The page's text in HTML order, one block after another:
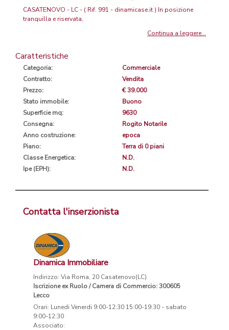
CASATENOVO - LC - ( Rif. 991 - dinamicase.it ) In posizione
tranquilla e riservata,
Continua a leggere...
Caratteristiche
Categoria:
Commerciale
Contratto:
Vendita
Prezzo:
€ 39.000
Stato immobile:
Buono
Superficie mq:
9630
Consegna:
Rogito Notarile
Anno costruzione:
epoca
Piano:
Terra di 0 piani
Classe Energetica:
N.D.
Ipe (EPH):
N.D.
Contatta l'inserzionista
Dinamica Immobiliare
Indirizzo: Via Roma, 20 Casatenovo(LC)
Iscrizione ex Ruolo / Camera di Commercio: 300605
Lecco
Orari: Lunedi Venerdi 9:00-12:30 15:00-19:30 - sabato
9:00-12:30
Associato: